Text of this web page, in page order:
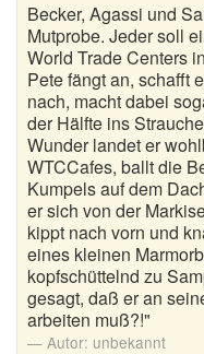
Becker, Agassi und
Mutprobe. Jeder soll
World Trade Centers
Pete fängt an, schafft
nach, macht dabei
der Hälfte ins
Wunder landet er
WTCCafes, ballt die
Kumpels auf dem
er sich von der
kippt nach vorn und
eines kleinen
kopfschüttelnd zu
gesagt, daß er an
arbeiten muß?!"
Autor: unbekannt